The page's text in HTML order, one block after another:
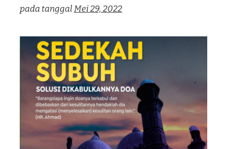
pada tanggalMei 29, 2022